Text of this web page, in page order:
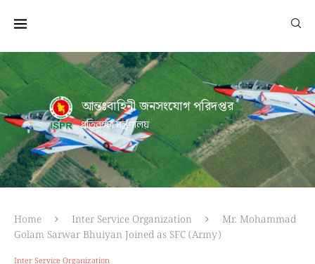
আন্তঃবাহিনী জনসংযোগ পরিদপ্তর
প্রতিরক্ষা মন্ত্রণালয়
Home Inter Service Organization
Mr. Mohammad
Golam Sarwar Bhuiyan Joined as SFC (Army)
Inter Service Organization